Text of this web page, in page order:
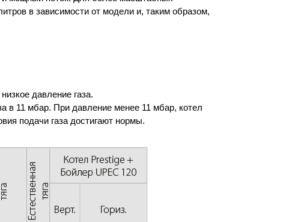
в зависимости от модели и, таким образом,
давление газа.
в 11 мбар. При давление менее 11 мбар, котел
подачи газа достигают нормы.